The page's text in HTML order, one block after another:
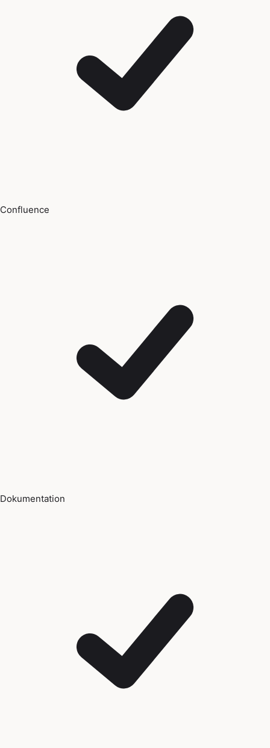
Confluence
Dokumentation